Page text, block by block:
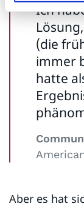
Ich
(die
immer
hatte
Aber es hat